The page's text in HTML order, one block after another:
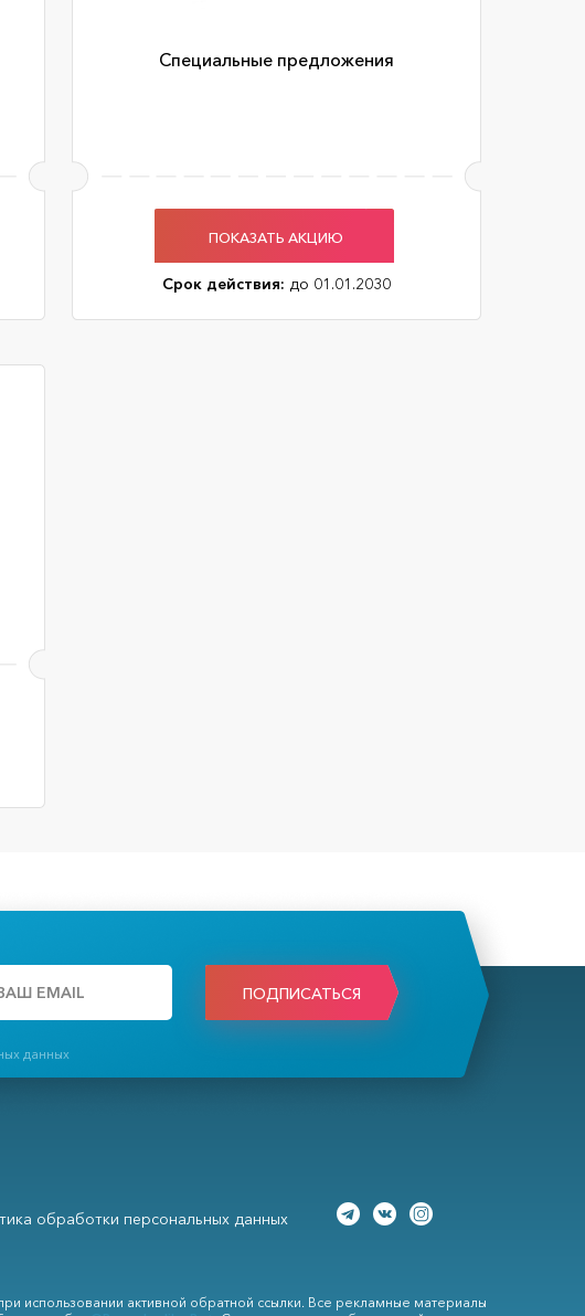
Специальные предложения
ПОКАЗАТЬ АКЦИЮ
Срок действия: до 01.01.2030
ПОДПИСАТЬСЯ
данных
обработки персональных данных
использовании активной обратной ссылки. Все рекламные материалы